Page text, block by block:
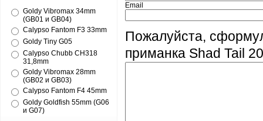
Goldy Vibromax 34mm
(GB01 и GB04)
Calypso Fantom F3 33mm
Goldy Tiny G05
Calypso Chubb CH318
31,8mm
Goldy Vibromax 28mm
(GB02 и GB03)
Calypso Fantom F4 45mm
Goldy Goldfish 55mm (G06
и G07)
Email
Пожалуйста,
приманка Shad Tail